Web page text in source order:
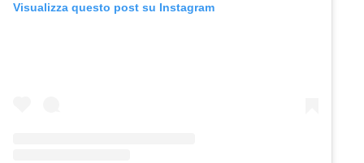
Visualizza questo post su Instagram